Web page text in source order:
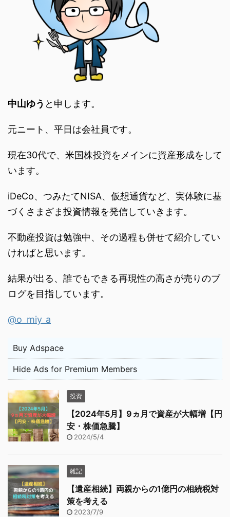
中山ゆう と申します。
元ニート、平日は会社員です。
現在30代で、米国株投資をメインに資産形成をして
います。
iDeCo、つみたてNISA、仮想通貨など、実体験に基
づくさまざま投資情報を発信していきます。
不動産投資は勉強中、その過程も併せて紹介してい
ければと思います。
結果が出る、誰でもできる再現性の高さが売りのブ
ログを目指しています。
@o_miy_a
Buy Adspace
Hide Ads for Premium Members
投資
【2024年5月】9ヵ月で資産が大幅増【円
安・株価急騰】
2024/5/4
雑記
【遺産相続】両親からの1億円の相続税対
策を考える
2023/7/9